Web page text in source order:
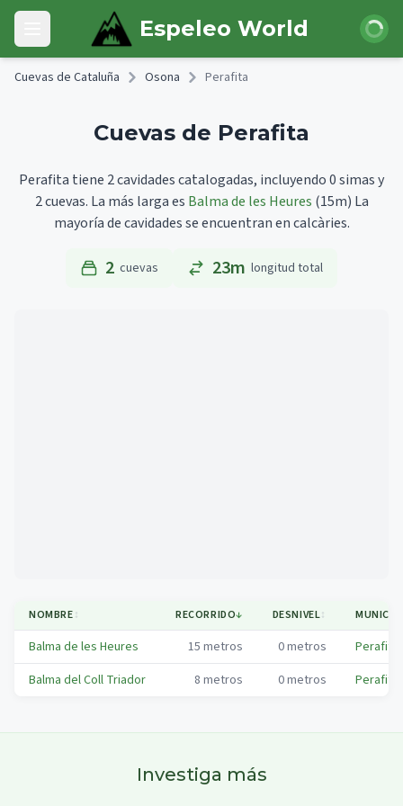
Skip to main content
Open main menu Espeleo World Iniciar
Cuevas de Cataluña Osona Perafita
Cuevas de Perafita
Perafita tiene 2 cavidades catalogadas, incluyendo 0 simas y
2 cuevas. La más larga es Balma de les Heures (15m) La
mayoría de cavidades se encuentran en calcàries.
2 cuevas 23m longitud total
NOMBRE↕ RECORRIDO↓ DESNIVEL↕
Balma de les Heures 15 metros 0metros
Perafita
Balma del Coll Triador
8 metros 0metros Perafita
Investiga más